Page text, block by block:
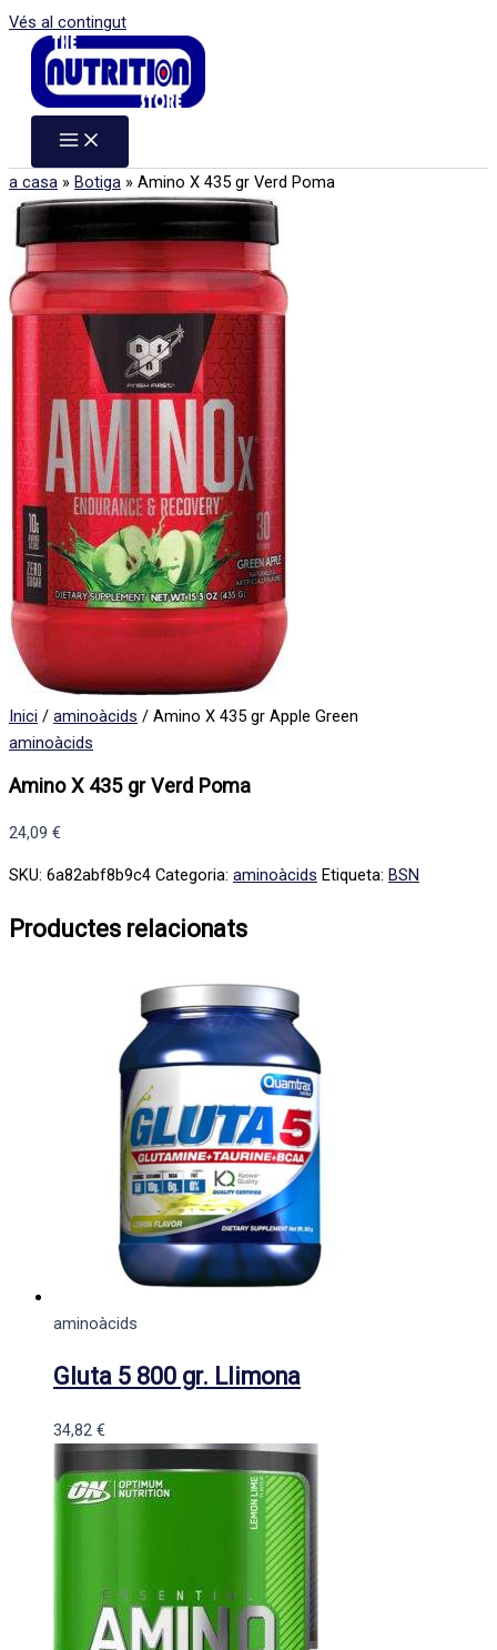
Vés al contingut
a casa » Botiga » Amino X 435 gr Verd Poma
Inici / aminoàcids / Amino X 435 gr Apple Green
aminoàcids
Amino X 435 gr Verd Poma
24,09 €
SKU: 6a82abf8b9c4 Categoria: aminoàcids Etiqueta: BSN
Productes relacionats
aminoàcids
Gluta 5 800 gr. Llimona
34,82 €